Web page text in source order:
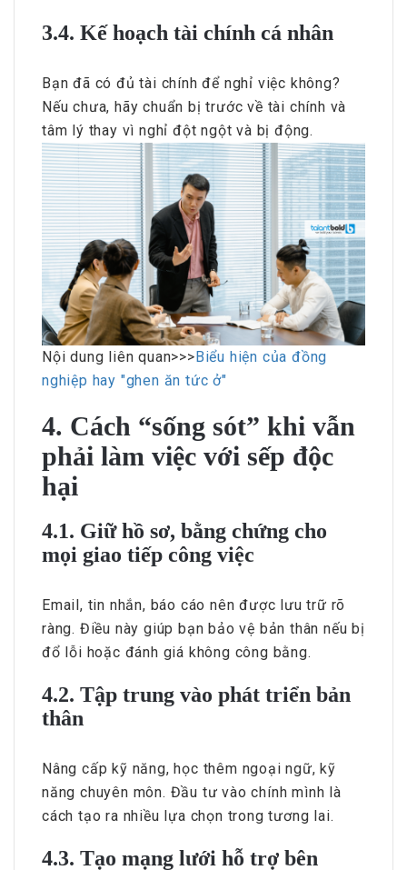
3.4. Kế hoạch tài chính cá nhân
Bạn đã có đủ tài chính để nghỉ việc không?
Nếu chưa, hãy chuẩn bị trước về tài chính và
tâm lý thay vì nghỉ đột ngột và bị động.
Nội dung liên quan>>>Biểu hiện của đồng
nghiệp hay "ghen ăn tức ở"
4. Cách “sống sót” khi vẫn
phải làm việc với sếp độc
hại
4.1. Giữ hồ sơ, bằng chứng cho
mọi giao tiếp công việc
Email, tin nhắn, báo cáo nên được lưu trữ rõ
ràng. Điều này giúp bạn bảo vệ bản thân nếu bị
đổ lỗi hoặc đánh giá không công bằng.
4.2. Tập trung vào phát triển bản
thân
Nâng cấp kỹ năng, học thêm ngoại ngữ, kỹ
năng chuyên môn. Đầu tư vào chính mình là
cách tạo ra nhiều lựa chọn trong tương lai.
4.3. Tạo mạng lưới hỗ trợ bên